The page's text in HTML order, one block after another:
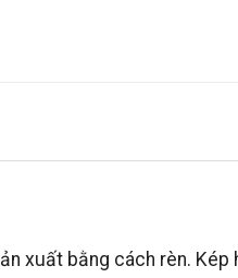
xuất bằng cách rèn. Kép